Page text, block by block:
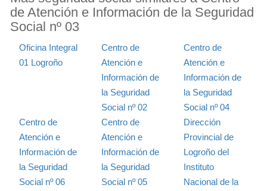
de Atención e Información de la Seguridad
Social nº 03
Oficina Integral
01 Logroño
Centro de
Atención e
Información de
la Seguridad
Social nº 02
Centro de
Atención e
Información de
la Seguridad
Social nº 04
Centro de
Atención e
Información de
la Seguridad
Social nº 06
Centro de
Atención e
Información de
la Seguridad
Social nº 05
Dirección
Provincial de
Logroño del
Instituto
Nacional de la